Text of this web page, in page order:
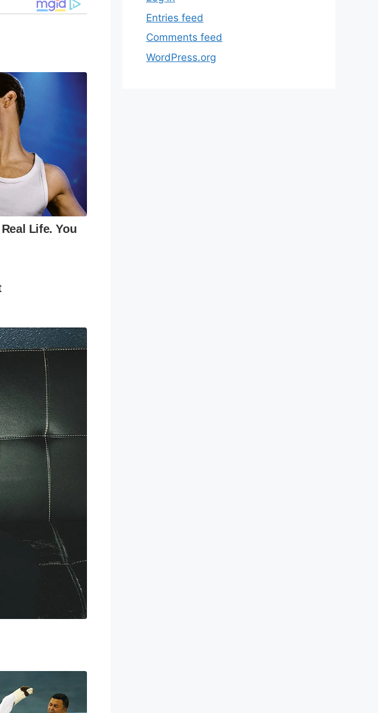
Entries feed
Comments feed
WordPress.org